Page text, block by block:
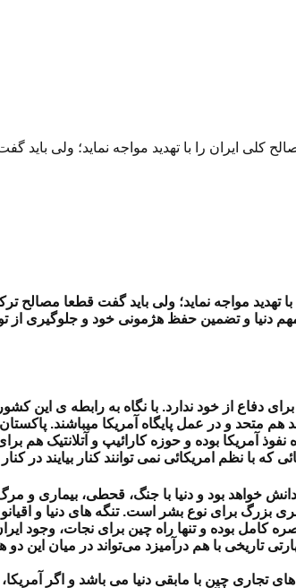
کلی ایران را با تهدید مواجه نماید؛ ولی باید
تهدید مواجه نماید؛ ولی باید گفت قطعا مصالح
دنیا و تضمین حفظ هژمونی خود و جلوگیری از
دفاع از خود ندارد. با نگاه به رابطه ی این
هم متحد و در عمل پایگاه آمریکا میباشند.
آمریکا بوده و حوزه کارائیپ و آتلانتیک هم
با نظم امریکائی نمی توانند کنار بیایند در
خواهد بود و دنیا با جنگ، قحطی، بیماری
بزرگ برای نوع بشر است. تنگه های دنیا و
کامل بوده و تنها راه چین برای نجات،
تاریخی با هم درآمیزد می‌تواند در میان این
تجاری چین با مابقی دنیا می باشد و اگر